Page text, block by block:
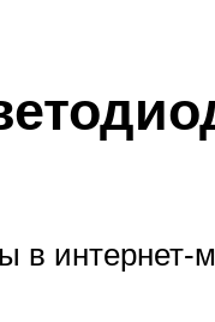
интернет-